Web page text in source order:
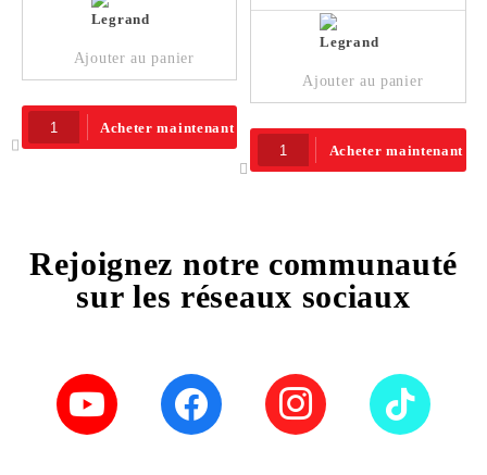
Ajouter au panier
Acheter maintenant
Ajouter au panier
Acheter maintenant
Rejoignez notre communauté
sur les réseaux sociaux